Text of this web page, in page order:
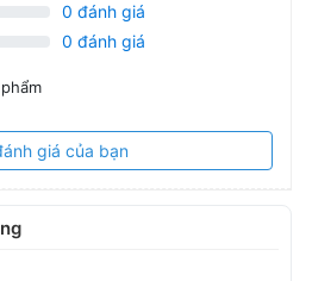
0 đánh giá
0 đánh giá
giá của bạn